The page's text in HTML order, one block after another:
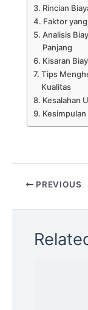
Rincian
Faktor
Analisis
Panjang
Kisaran
Tips
Kualitas
Kesalahan
PREVIOUS